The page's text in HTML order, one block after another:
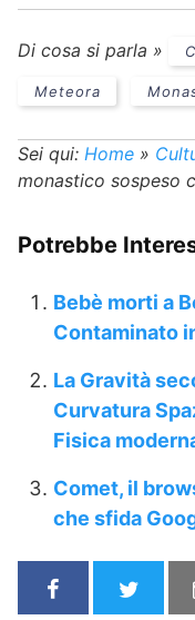
Di cosa si parla »
Meteora
Sei qui: Home »
monastico sospeso
Potrebbe
Bebè morti a
Contaminato
La Gravità
Curvatura
Fisica
Comet, il
che sfida